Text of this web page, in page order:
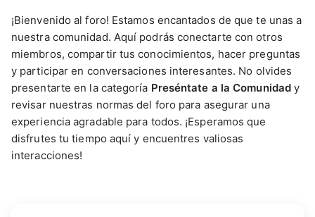
¡Bienvenido al foro! Estamos encantados de que te unas a
nuestra comunidad. Aquí podrás conectarte con otros
miembros, compartir tus conocimientos, hacer preguntas
y participar en conversaciones interesantes. No olvides
presentarte en la categoría Preséntate a la Comunidad y
revisar nuestras normas del foro para asegurar una
experiencia agradable para todos. ¡Esperamos que
disfrutes tu tiempo aquí y encuentres valiosas
interacciones!